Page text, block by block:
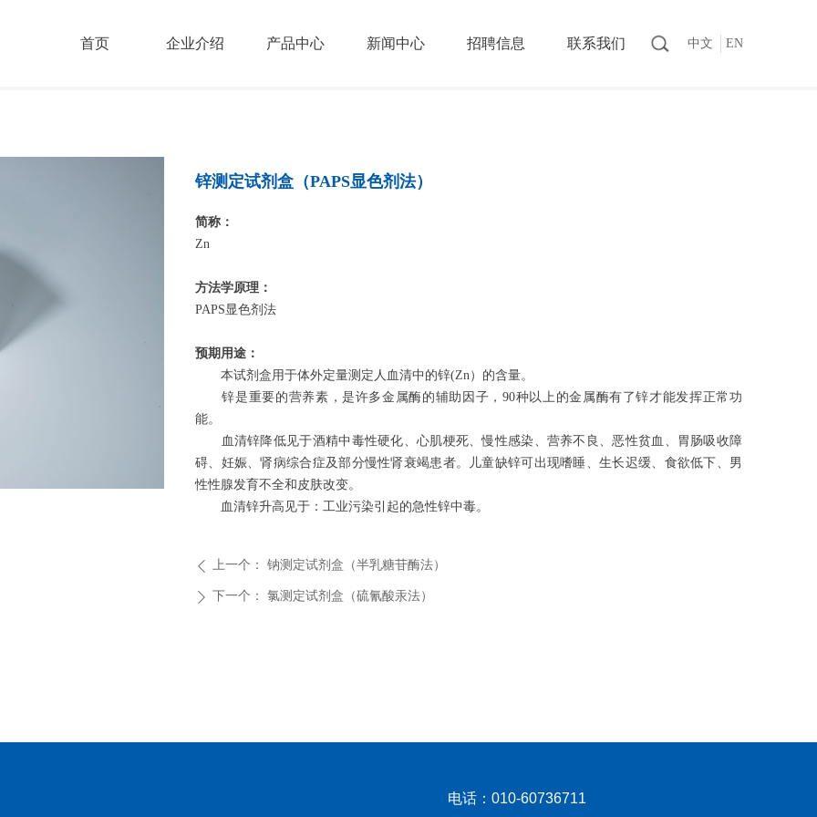
首页 企业介绍 产品中心 新闻中心 招聘信息 联系我们 中文 EN
锌测定试剂盒（PAPS显色剂法）
ꄴ 上一个： 钠测定试剂盒（半乳糖苷酶法）
ꄲ 下一个： 氯测定试剂盒（硫氰酸汞法）
简称：
Zn
方法学原理：
PAPS显色剂法
预期用途：
本试剂盒用于体外定量测定人血清中的锌(Zn）的含量。
锌是重要的营养素，是许多金属酶的辅助因子，90种以上的金属酶有了锌才能发挥正常功
能。
血清锌降低见于酒精中毒性硬化、心肌梗死、慢性感染、营养不良、恶性贫血、胃肠吸收障
碍、妊娠、肾病综合症及部分慢性肾衰竭患者。儿童缺锌可出现嗜睡、生长迟缓、食欲低下、男
性性腺发育不全和皮肤改变。
血清锌升高见于：工业污染引起的急性锌中毒。
电话：010-60736711